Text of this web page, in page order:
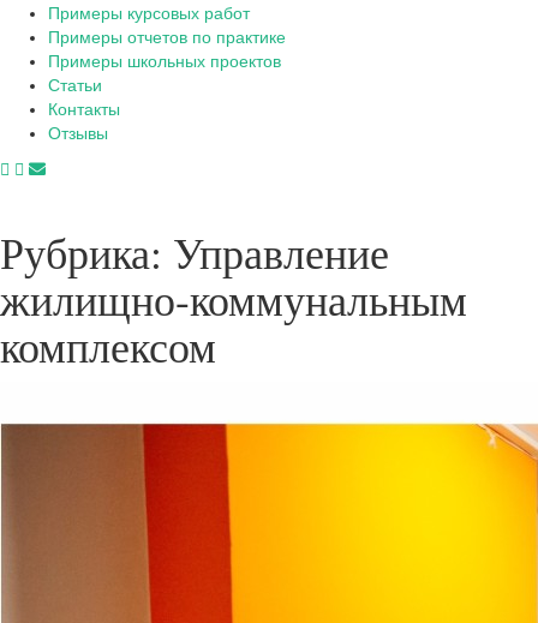
Примеры курсовых работ
Примеры отчетов по практике
Примеры школьных проектов
Статьи
Контакты
Отзывы
Рубрика: Управление
жилищно-коммунальным
комплексом